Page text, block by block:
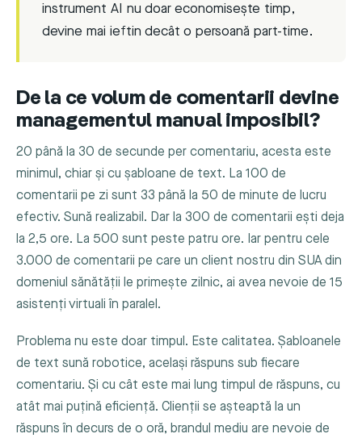
instrument AI nu doar economisește timp,
devine mai ieftin decât o persoană part-time.
De la ce volum de comentarii devine
managementul manual imposibil?
20 până la 30 de secunde per comentariu, acesta este
minimul, chiar și cu șabloane de text. La 100 de
comentarii pe zi sunt 33 până la 50 de minute de lucru
efectiv. Sună realizabil. Dar la 300 de comentarii ești deja
la 2,5 ore. La 500 sunt peste patru ore. Iar pentru cele
3.000 de comentarii pe care un client nostru din SUA din
domeniul sănătății le primește zilnic, ai avea nevoie de 15
asistenți virtuali în paralel.
Problema nu este doar timpul. Este calitatea. Șabloanele
de text sună robotice, același răspuns sub fiecare
comentariu. Și cu cât este mai lung timpul de răspuns, cu
atât mai puțină eficiență. Clienții se așteaptă la un
răspuns în decurs de o oră, brandul mediu are nevoie de